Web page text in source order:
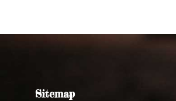
Sitemap